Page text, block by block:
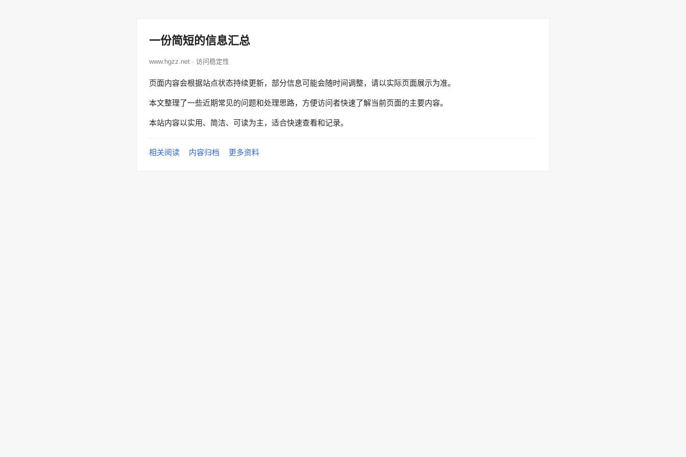
一份简短的信息汇总
www.hgzz.net · 访问稳定性
页面内容会根据站点状态持续更新，部分信息可能会随时间调整，请以实际页面展示为准。
本文整理了一些近期常见的问题和处理思路，方便访问者快速了解当前页面的主要内容。
本站内容以实用、简洁、可读为主，适合快速查看和记录。
相关阅读 内容归档 更多资料